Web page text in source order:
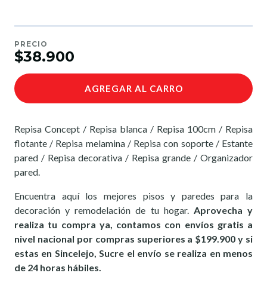
PRECIO
$38.900
AGREGAR AL CARRO
Repisa Concept / Repisa blanca / Repisa 100cm / Repisa
flotante / Repisa melamina / Repisa con soporte / Estante
pared / Repisa decorativa / Repisa grande / Organizador
pared.
Encuentra aquí los mejores pisos y paredes para la
decoración y remodelación de tu hogar. Aprovecha y
realiza tu compra ya, contamos con envíos gratis a
nivel nacional por compras superiores a $199.900 y si
estas en Sincelejo, Sucre el envío se realiza en menos
de 24 horas hábiles.